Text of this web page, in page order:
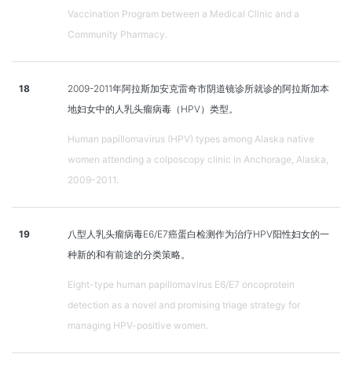
Vaccination Program between a Medical Clinic and a
Community Pharmacy.
18
2009-2011年阿拉斯加安克雷奇市阴道镜诊所就诊的阿拉斯加本
地妇女中的人乳头瘤病毒（HPV）类型。
Human papillomavirus (HPV) types among Alaska native
women attending a colposcopy clinic in Anchorage, Alaska,
2009-2011.
19
八型人乳头瘤病毒E6/E7癌蛋白检测作为治疗HPV阳性妇女的一
种新的和有前途的分类策略。
Eight-type human papillomavirus E6/E7 oncoprotein
detection as a novel and promising triage strategy for
managing HPV-positive women.